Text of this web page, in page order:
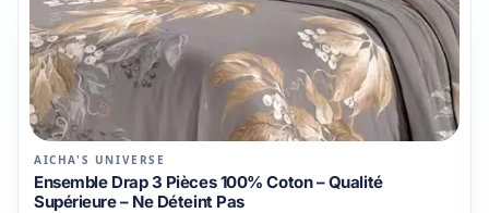
AICHA'S UNIVERSE
Ensemble Drap 3 Pièces 100% Coton – Qualité
Supérieure – Ne Déteint Pas